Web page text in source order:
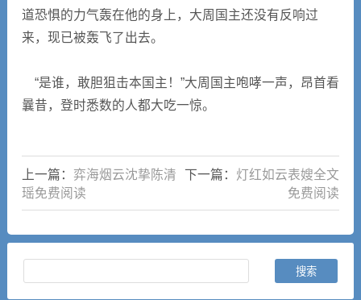
道恐惧的力气轰在他的身上，大周国主还没有反响过
来，现已被轰飞了出去。
“是谁，敢胆狙击本国主！”大周国主咆哮一声，昂首看
曩昔，登时悉数的人都大吃一惊。
上一篇： 弈海烟云沈挚陈清
瑶免费阅读
下一篇： 灯红如云表嫂全文
免费阅读